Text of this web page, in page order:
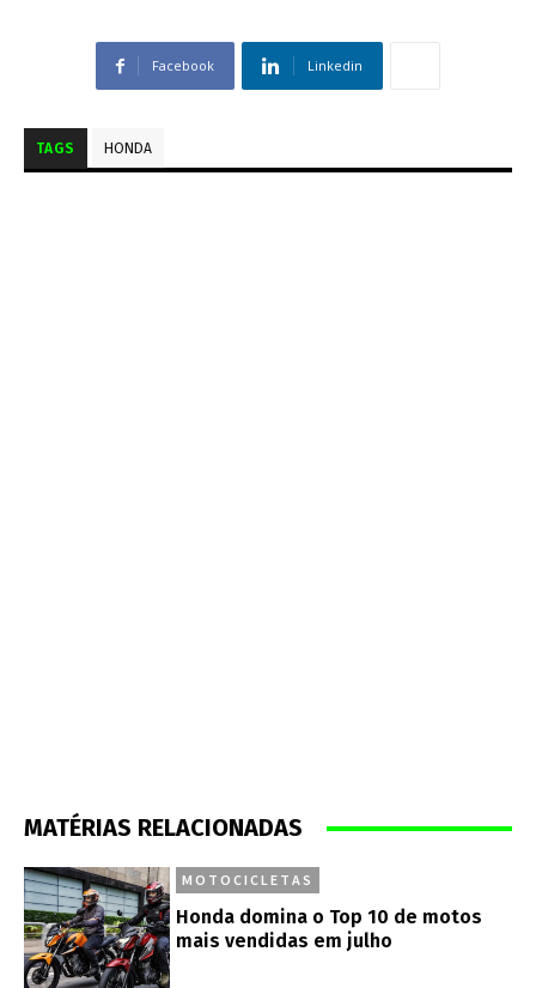
Facebook Linkedin
TAGS HONDA
MATÉRIAS RELACIONADAS
MOTOCICLETAS
Honda domina o Top 10 de motos
mais vendidas em julho